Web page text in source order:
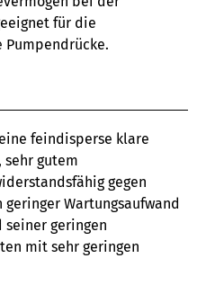
für die
Pumpendrücke.
feindisperse klare
gutem
gegen
Wartungsaufwand
seiner geringen
mit sehr geringen